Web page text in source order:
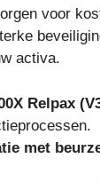
voor
activa.
Relpax
met